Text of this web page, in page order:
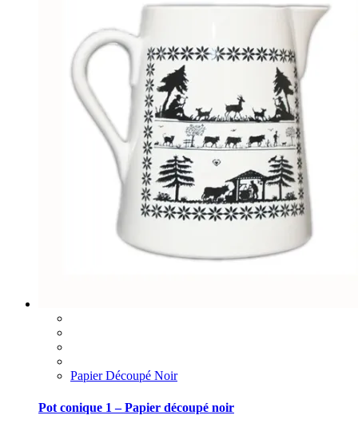
Papier Découpé Noir
Pot conique 1 – Papier découpé noir